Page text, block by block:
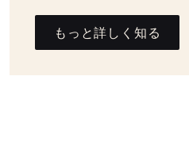
もっと詳しく知る